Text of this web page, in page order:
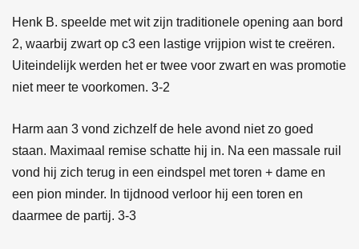
Henk B. speelde met wit zijn traditionele opening aan bord
2, waarbij zwart op c3 een lastige vrijpion wist te creëren.
Uiteindelijk werden het er twee voor zwart en was promotie
niet meer te voorkomen. 3-2
Harm aan 3 vond zichzelf de hele avond niet zo goed
staan. Maximaal remise schatte hij in. Na een massale ruil
vond hij zich terug in een eindspel met toren + dame en
een pion minder. In tijdnood verloor hij een toren en
daarmee de partij. 3-3